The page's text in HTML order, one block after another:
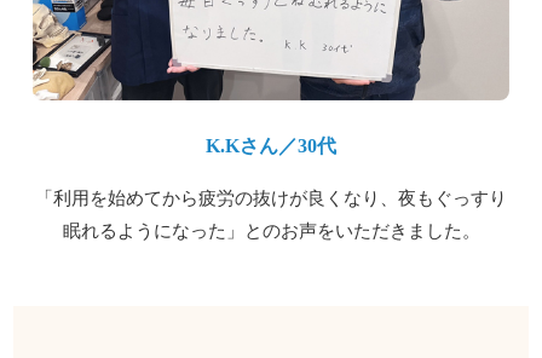
K.Kさん／30代
「利用を始めてから疲労の抜けが良くなり、夜もぐっすり
眠れるようになった」とのお声をいただきました。